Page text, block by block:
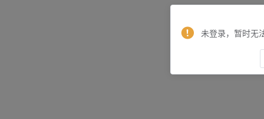
未登录，暂时无